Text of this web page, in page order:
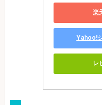
楽
Yahoo!
レ